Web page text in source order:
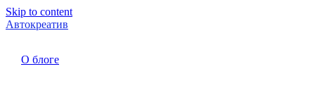
Skip to content
Автокреатив
О блоге